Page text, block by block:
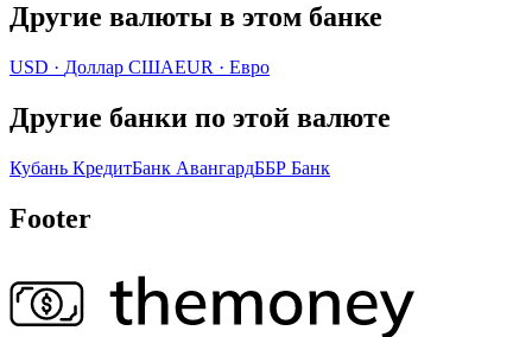
Другие валюты в этом банке
USD · Доллар СШАEUR · Евро
Другие банки по этой валюте
Кубань КредитБанк АвангардББР Банк
Footer